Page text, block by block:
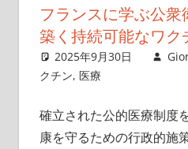
フランスに学ぶ公
築く持続可能なワク
2025年9月30日
クチン, 医療
確立された公的医療制度
康を守るための行政的施